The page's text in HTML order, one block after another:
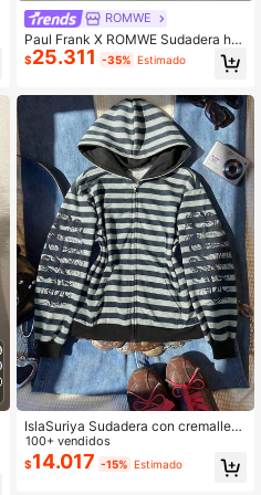
ROMWE
Paul Frank X ROMWE Sudadera hol
gada con estampado camuflado de
todo el Body, subcultura Kpop Y2K
$25.311 -35% Estimado
IslaSuriya Sudadera con cremallera
de estampado de rayas casual para
mujer, otoño/invierno
100+ vendidos
$14.017 -15% Estimado